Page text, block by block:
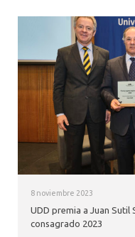
8 noviembre 2023
UDD premia a Juan
consagrado 2023